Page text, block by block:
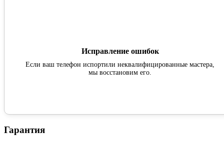
Исправление ошибок
Если ваш телефон испортили неквалифицированные мастера,
мы восстановим его.
Гарантия